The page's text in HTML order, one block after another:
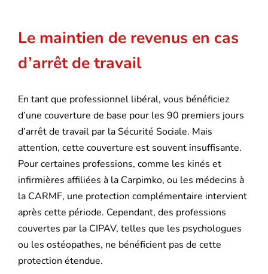
Le maintien de revenus en cas
d’arrêt de travail
En tant que professionnel libéral, vous bénéficiez
d’une couverture de base pour les 90 premiers jours
d’arrêt de travail par la Sécurité Sociale. Mais
attention, cette couverture est souvent insuffisante.
Pour certaines professions, comme les kinés et
infirmières affiliées à la Carpimko, ou les médecins à
la CARMF, une protection complémentaire intervient
après cette période. Cependant, des professions
couvertes par la CIPAV, telles que les psychologues
ou les ostéopathes, ne bénéficient pas de cette
protection étendue.